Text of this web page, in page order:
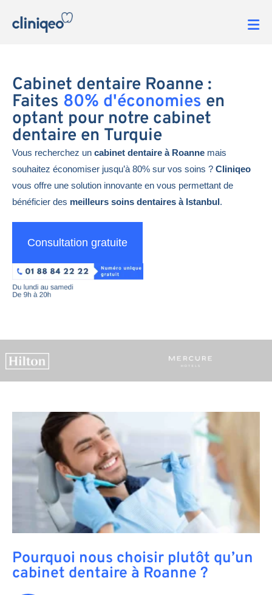
Cabinet dentaire Roanne :
Faites 80% d'économies en
optant pour notre cabinet
dentaire en Turquie
Vous recherchez un cabinet dentaire à Roanne mais
souhaitez économiser jusqu’à 80% sur vos soins ? Cliniqeo
vous offre une solution innovante en vous permettant de
bénéficier des meilleurs soins dentaires à Istanbul.
Consultation gratuite
Pourquoi nous choisir plutôt qu’un
cabinet dentaire à Roanne ?